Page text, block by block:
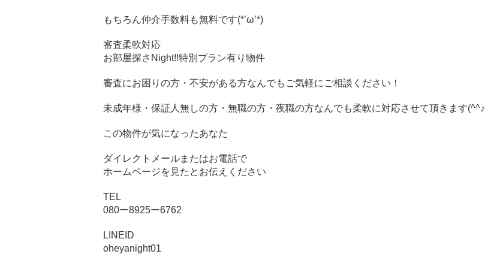
もちろん仲介手数料も無料です(*’ω’*)
審査柔軟対応
お部屋探さNight!!特別プラン有り物件
審査にお困りの方・不安がある方なんでもご気軽にご相談ください！
未成年様・保証人無しの方・無職の方・夜職の方なんでも柔軟に対応させて頂きます(^^♪
この物件が気になったあなた
ダイレクトメールまたはお電話で
ホームページを見たとお伝えください
TEL
080ー8925ー6762
LINEID
oheyanight01